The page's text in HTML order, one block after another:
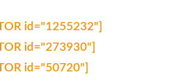
id="1255232"]
id="273930"]
id="50720"]